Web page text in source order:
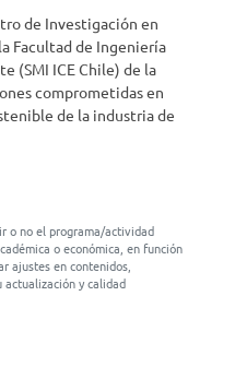
de Investigación en
Facultad de Ingeniería
(SMI ICE Chile) de la
comprometidas en
de la industria de
o no el programa/actividad
o económica, en función
ajustes en contenidos,
actualización y calidad